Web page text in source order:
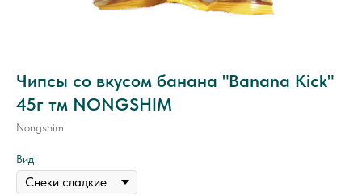
Чипсы со вкусом банана "Banana Kick"
45г тм NONGSHIM
Nongshim
Вид